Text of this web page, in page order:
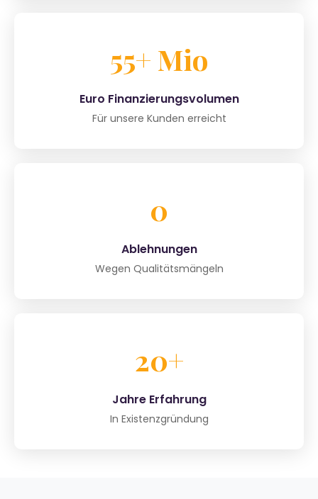
55+ Mio
Euro Finanzierungsvolumen
Für unsere Kunden erreicht
0
Ablehnungen
Wegen Qualitätsmängeln
20+
Jahre Erfahrung
In Existenzgründung